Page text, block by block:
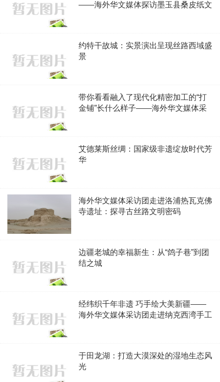
——海外华文媒体探访墨玉县桑皮纸文
约特干故城：实景演出呈现丝路西域盛
景
带你看看融入了现代化精密加工的“打
金铺”长什么样子——海外华文媒体采
艾德莱斯丝绸：国家级非遗绽放时代芳
华
海外华文媒体采访团走进洛浦热瓦克佛
寺遗址：探寻古丝路文明密码
边疆老城的幸福新生：从“鸽子巷”到团
结之城
经纬织千年非遗 巧手绘大美新疆——
海外华文媒体采访团走进纳克西湾手工
于田龙湖：打造大漠深处的湿地生态风
光